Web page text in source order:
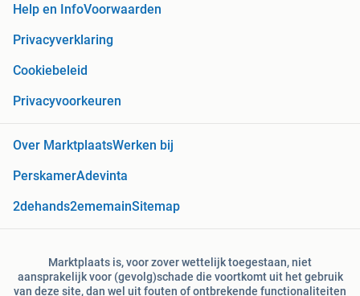
Help en InfoVoorwaarden
Privacyverklaring
Cookiebeleid
Privacyvoorkeuren
Over MarktplaatsWerken bij
PerskamerAdevinta
2dehands2ememainSitemap
Marktplaats is, voor zover wettelijk toegestaan, niet
aansprakelijk voor (gevolg)schade die voortkomt uit het gebruik
van deze site, dan wel uit fouten of ontbrekende functionaliteiten